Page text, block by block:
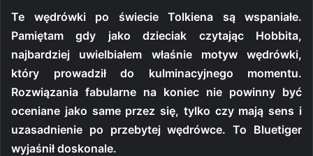
Te wędrówki po świecie Tolkiena są wspaniałe.
Pamiętam gdy jako dzieciak czytając Hobbita,
najbardziej uwielbiałem właśnie motyw wędrówki,
który prowadził do kulminacyjnego momentu.
Rozwiązania fabularne na koniec nie powinny być
oceniane jako same przez się, tylko czy mają sens i
uzasadnienie po przebytej wędrówce. To Bluetiger
wyjaśnił doskonale.